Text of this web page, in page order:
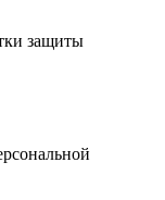
защиты